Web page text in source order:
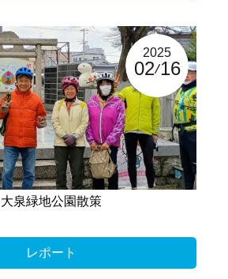
2025
02 16
大泉緑地公園散策
レポート